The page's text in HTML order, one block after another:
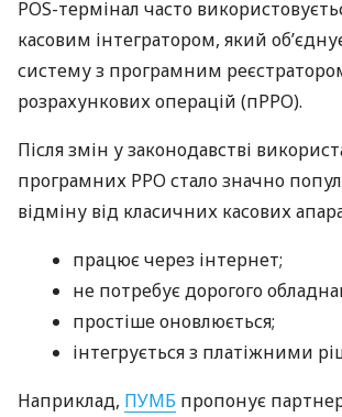
POS-термінал часто
касовим інтегратором, який
систему з програмним
розрахункових операцій (пРРО).
Після змін у законодавстві
програмних РРО стало значно
відміну від класичних касових
працює через інтернет;
не потребує дорогого
простіше оновлюється;
інтегрується з платіжними
Наприклад, ПУМБ пропонує